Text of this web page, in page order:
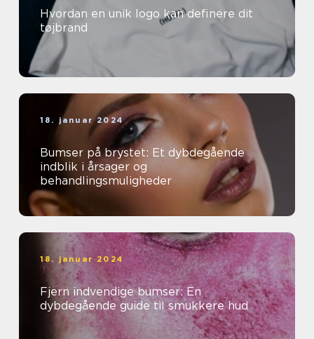
Hvordan en unik logo kan definere dit
tøjbrand
18. januar 2024
Bumser på brystet: Et dybdegående
indblik i årsager og
behandlingsmuligheder
18. januar 2024
Fjern indvendige bumser: En
dybdegående guide til smukkere hud